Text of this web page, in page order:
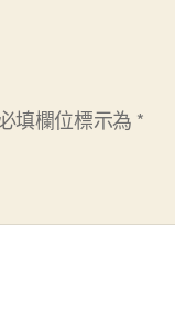
填欄位標示為 *